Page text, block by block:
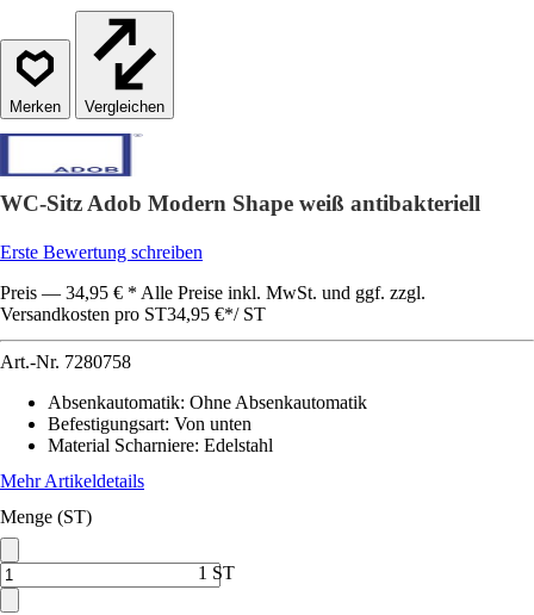
Vergleichen
WC-Sitz Adob Modern Shape weiß antibakteriell
Erste Bewertung schreiben
Preis — 34,95 € * Alle Preise inkl. MwSt. und ggf. zzgl.
Versandkosten pro ST34,95 €*/ ST
Art.-Nr. 7280758
Absenkautomatik: Ohne Absenkautomatik
Befestigungsart: Von unten
Material Scharniere: Edelstahl
Mehr Artikeldetails
Menge (ST)
1 ST